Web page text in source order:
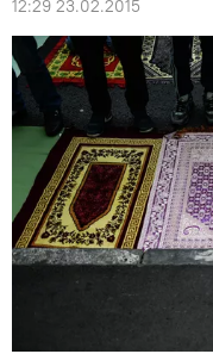
12:29 23.02.2015